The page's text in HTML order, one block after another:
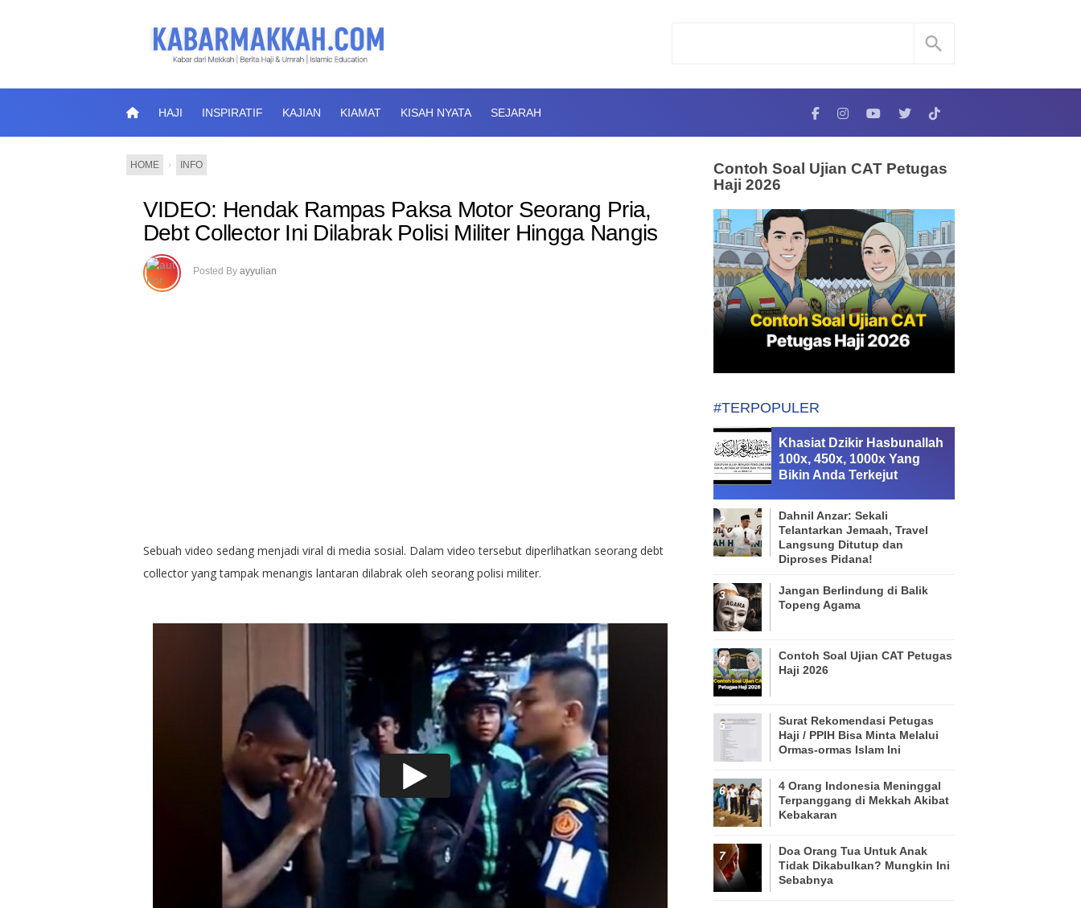
HAJI INSPIRATIF KAJIAN KIAMAT KISAH NYATA SEJARAH
HOME › INFO
VIDEO: Hendak Rampas Paksa Motor Seorang Pria,
Debt Collector Ini Dilabrak Polisi Militer Hingga Nangis
Posted By ayyulian
Sebuah video sedang menjadi viral di media sosial. Dalam video tersebut diperlihatkan seorang debt
collector yang tampak menangis lantaran dilabrak oleh seorang polisi militer.
Contoh Soal Ujian CAT Petugas
Haji 2026
#TERPOPULER
Khasiat Dzikir Hasbunallah
100x, 450x, 1000x Yang
Bikin Anda Terkejut
Dahnil Anzar: Sekali
Telantarkan Jemaah, Travel
Langsung Ditutup dan
Diproses Pidana!
Jangan Berlindung di Balik
Topeng Agama
Contoh Soal Ujian CAT Petugas
Haji 2026
Surat Rekomendasi Petugas
Haji / PPIH Bisa Minta Melalui
Ormas-ormas Islam Ini
4 Orang Indonesia Meninggal
Terpanggang di Mekkah Akibat
Kebakaran
Doa Orang Tua Untuk Anak
Tidak Dikabulkan? Mungkin Ini
Sebabnya